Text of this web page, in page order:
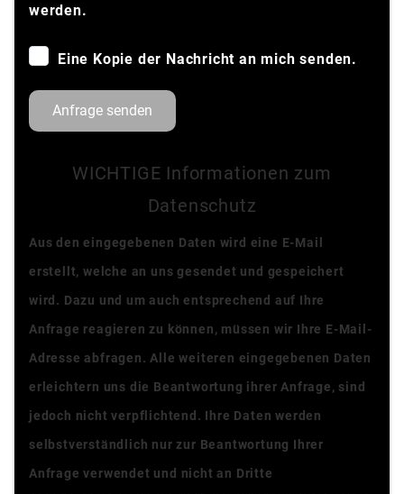
werden.
Eine Kopie der Nachricht an mich senden.
Anfrage senden
WICHTIGE Informationen zum
Datenschutz
Aus den eingegebenen Daten wird eine E-Mail
erstellt, welche an uns gesendet und gespeichert
wird. Dazu und um auch entsprechend auf Ihre
Anfrage reagieren zu können, müssen wir Ihre E-Mail-
Adresse abfragen. Alle weiteren eingegebenen Daten
erleichtern uns die Beantwortung ihrer Anfrage, sind
jedoch nicht verpflichtend. Ihre Daten werden
selbstverständlich nur zur Beantwortung Ihrer
Anfrage verwendet und nicht an Dritte